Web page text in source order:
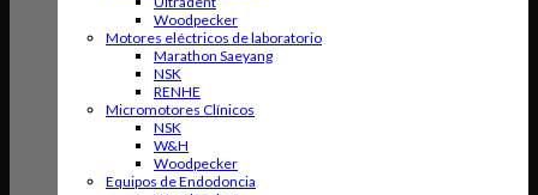
Woodpecker
Motores eléctricos de laboratorio
Marathon Saeyang
NSK
RENHE
Micromotores Clínicos
NSK
W&H
Woodpecker
Equipos de Endodoncia